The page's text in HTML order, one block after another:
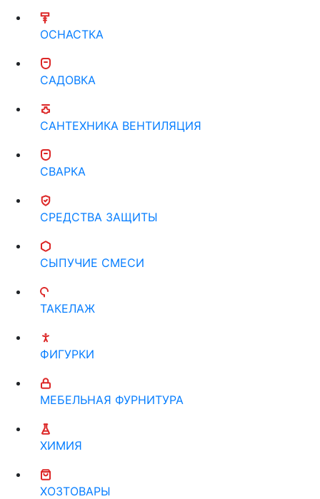
ОСНАСТКА
САДОВКА
САНТЕХНИКА ВЕНТИЛЯЦИЯ
СВАРКА
СРЕДСТВА ЗАЩИТЫ
СЫПУЧИЕ СМЕСИ
ТАКЕЛАЖ
ФИГУРКИ
МЕБЕЛЬНАЯ ФУРНИТУРА
ХИМИЯ
ХОЗТОВАРЫ